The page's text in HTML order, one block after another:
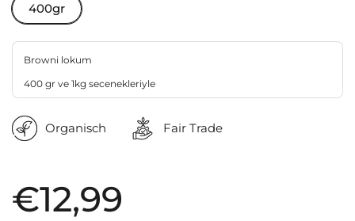
400gr
Browni lokum
400 gr ve 1kg secenekleriyle
Organisch Fair Trade
Fiyat:
€12,99